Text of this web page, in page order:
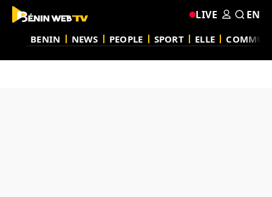
BENIN NEWS PEOPLE SPORT ELLE
LIVE EN